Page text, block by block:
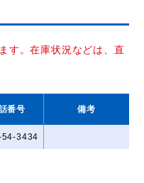
す。在庫状況などは、直
番号 備考
3434